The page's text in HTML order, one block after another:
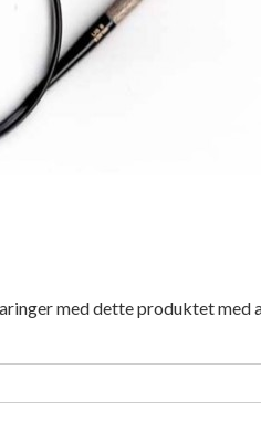
med dette produktet med